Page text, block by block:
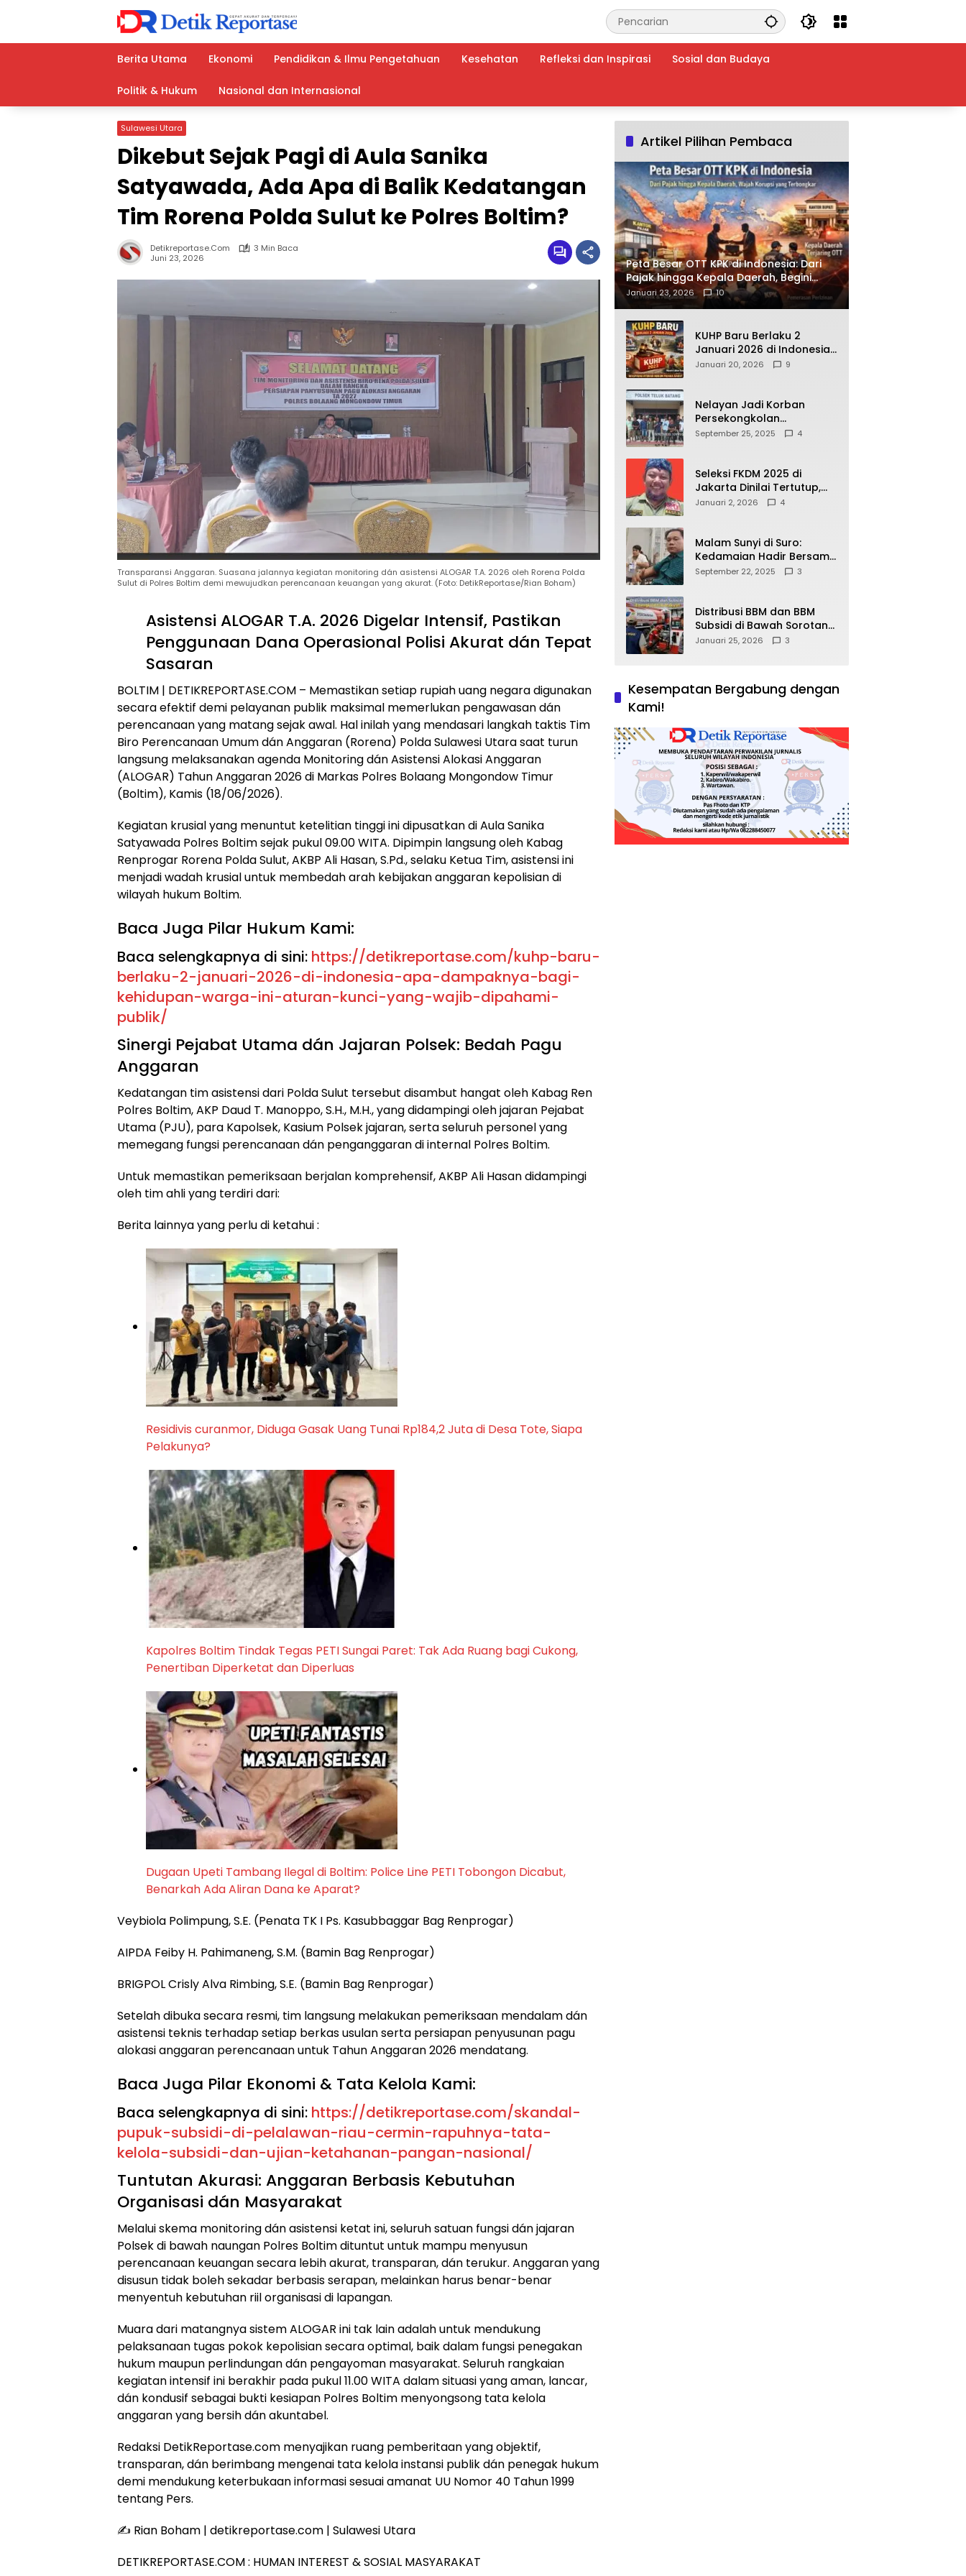
Berita Utama
Ekonomi Pendidikan & Ilmu Pengetahuan Kesehatan Refleksi dan Inspirasi Sosial dan Budaya
Politik & Hukum Nasional dan Internasional
Sulawesi Utara
Dikebut Sejak Pagi di Aula Sanika
Satyawada, Ada Apa di Balik Kedatangan
Tim Rorena Polda Sulut ke Polres Boltim?
Detikreportase.com
3 Min Baca
Juni 23, 2026
Transparansi Anggaran. Suasana jalannya kegiatan monitoring dán asistensi ALOGAR T.A. 2026 oleh Rorena Polda
Sulut di Polres Boltim demi mewujudkan perencanaan keuangan yang akurat. (Foto: DetikReportase/Rian Boham)
Asistensi ALOGAR T.A. 2026 Digelar Intensif, Pastikan
Penggunaan Dana Operasional Polisi Akurat dán Tepat
Sasaran
BOLTIM | DETIKREPORTASE.COM – Memastikan setiap rupiah uang negara digunakan
secara efektif demi pelayanan publik maksimal memerlukan pengawasan dán
perencanaan yang matang sejak awal. Hal inilah yang mendasari langkah taktis Tim
Biro Perencanaan Umum dán Anggaran (Rorena) Polda Sulawesi Utara saat turun
langsung melaksanakan agenda Monitoring dán Asistensi Alokasi Anggaran
(ALOGAR) Tahun Anggaran 2026 di Markas Polres Bolaang Mongondow Timur
(Boltim), Kamis (18/06/2026).
Kegiatan krusial yang menuntut ketelitian tinggi ini dipusatkan di Aula Sanika
Satyawada Polres Boltim sejak pukul 09.00 WITA. Dipimpin langsung oleh Kabag
Renprogar Rorena Polda Sulut, AKBP Ali Hasan, S.Pd., selaku Ketua Tim, asistensi ini
menjadi wadah krusial untuk membedah arah kebijakan anggaran kepolisian di
wilayah hukum Boltim.
Baca Juga Pilar Hukum Kami:
Baca selengkapnya di sini: https://detikreportase.com/kuhp-baru-
berlaku-2-januari-2026-di-indonesia-apa-dampaknya-bagi-
kehidupan-warga-ini-aturan-kunci-yang-wajib-dipahami-
publik/
Sinergi Pejabat Utama dán Jajaran Polsek: Bedah Pagu
Anggaran
Kedatangan tim asistensi dari Polda Sulut tersebut disambut hangat oleh Kabag Ren
Polres Boltim, AKP Daud T. Manoppo, S.H., M.H., yang didampingi oleh jajaran Pejabat
Utama (PJU), para Kapolsek, Kasium Polsek jajaran, serta seluruh personel yang
memegang fungsi perencanaan dán penganggaran di internal Polres Boltim.
Untuk memastikan pemeriksaan berjalan komprehensif, AKBP Ali Hasan didampingi
oleh tim ahli yang terdiri dari:
Berita lainnya yang perlu di ketahui :
Residivis curanmor, Diduga Gasak Uang Tunai Rp184,2 Juta di Desa Tote, Siapa
Pelakunya?
Kapolres Boltim Tindak Tegas PETI Sungai Paret: Tak Ada Ruang bagi Cukong,
Penertiban Diperketat dan Diperluas
Dugaan Upeti Tambang Ilegal di Boltim: Police Line PETI Tobongon Dicabut,
Benarkah Ada Aliran Dana ke Aparat?
Veybiola Polimpung, S.E. (Penata TK I Ps. Kasubbaggar Bag Renprogar)
AIPDA Feiby H. Pahimaneng, S.M. (Bamin Bag Renprogar)
BRIGPOL Crisly Alva Rimbing, S.E. (Bamin Bag Renprogar)
Setelah dibuka secara resmi, tim langsung melakukan pemeriksaan mendalam dán
asistensi teknis terhadap setiap berkas usulan serta persiapan penyusunan pagu
alokasi anggaran perencanaan untuk Tahun Anggaran 2026 mendatang.
Baca Juga Pilar Ekonomi & Tata Kelola Kami:
Baca selengkapnya di sini: https://detikreportase.com/skandal-
pupuk-subsidi-di-pelalawan-riau-cermin-rapuhnya-tata-
kelola-subsidi-dan-ujian-ketahanan-pangan-nasional/
Tuntutan Akurasi: Anggaran Berbasis Kebutuhan
Organisasi dán Masyarakat
Melalui skema monitoring dán asistensi ketat ini, seluruh satuan fungsi dán jajaran
Polsek di bawah naungan Polres Boltim dituntut untuk mampu menyusun
perencanaan keuangan secara lebih akurat, transparan, dán terukur. Anggaran yang
disusun tidak boleh sekadar berbasis serapan, melainkan harus benar-benar
menyentuh kebutuhan riil organisasi di lapangan.
Muara dari matangnya sistem ALOGAR ini tak lain adalah untuk mendukung
pelaksanaan tugas pokok kepolisian secara optimal, baik dalam fungsi penegakan
hukum maupun perlindungan dán pengayoman masyarakat. Seluruh rangkaian
kegiatan intensif ini berakhir pada pukul 11.00 WITA dalam situasi yang aman, lancar,
dán kondusif sebagai bukti kesiapan Polres Boltim menyongsong tata kelola
anggaran yang bersih dán akuntabel.
Redaksi DetikReportase.com menyajikan ruang pemberitaan yang objektif,
transparan, dán berimbang mengenai tata kelola instansi publik dán penegak hukum
demi mendukung keterbukaan informasi sesuai amanat UU Nomor 40 Tahun 1999
tentang Pers.
✍️ Rian Boham | detikreportase.com | Sulawesi Utara
DETIKREPORTASE.COM : HUMAN INTEREST & SOSIAL MASYARAKAT
Artikel Pilihan Pembaca
Peta Besar OTT KPK di Indonesia: Dari
Pajak hingga Kepala Daerah, Begini
Wajah Korupsi yang Terbongkar
Januari 23, 2026 10
KUHP Baru Berlaku 2
Januari 2026 di Indonesia,
Apa Dampaknya bagi
Dipahami Publik
Januari 20, 2026 9
Nelayan Jadi Korban
Persekongkolan
Penyelewengan BBM
September 25, 2025 4
Seleksi FKDM 2025 di
Jakarta Dinilai Tertutup,
Transparansi
Januari 2, 2026 4
Malam Sunyi di Suro:
Kedamaian Hadir Bersama
Secangkir Kopi Hangat
September 22, 2025 3
Distribusi BBM dan BBM
Subsidi di Bawah Sorotan
Publik: Antara Kepentingan
Januari 25, 2026 3
Kesempatan Bergabung dengan
Kami!